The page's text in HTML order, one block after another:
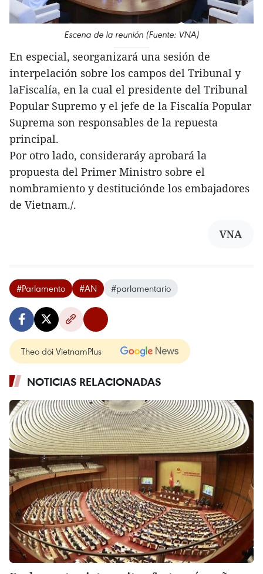
Escena de la reunión (Fuente: VNA)
En especial, seorganizará una sesión de
interpelación sobre los campos del Tribunal y
laFiscalía, en la cual el presidente del Tribunal
Popular Supremo y el jefe de la Fiscalía Popular
Suprema son responsables de la repuesta
principal.
Por otro lado, consideraráy aprobará la
propuesta del Primer Ministro sobre el
nombramiento y destituciónde los embajadores
de Vietnam./.
VNA
#Parlamento #AN #parlamentario
Theo dõi VietnamPlus
NOTICIAS RELACIONADAS